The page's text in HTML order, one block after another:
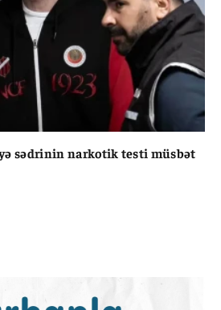
sədrinin narkotik testi müsbət